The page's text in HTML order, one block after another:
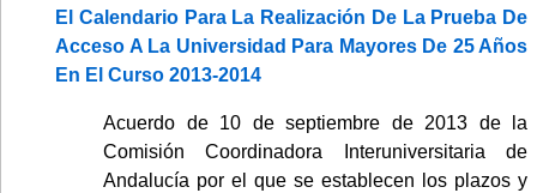
El Calendario Para La Realización De La Prueba De
Acceso A La Universidad Para Mayores De 25 Años
En El Curso 2013-2014
Acuerdo de 10 de septiembre de 2013 de la
Comisión Coordinadora Interuniversitaria de
Andalucía por el que se establecen los plazos y